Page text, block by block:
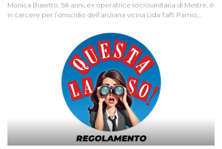
Monica Busetto, 58 anni, ex operatrice sociosanitaria di Mestre, è
in carcere per l’omicidio dell’anziana vicina Lida Taffi Pamio,
minuscola su una collanina, Monica si proclama innocente. Nel
2015 un’altra donna confessa lo stesso delitto, poi ritratta. Due
colpevoli per un solo omicidio: errore giudiziario o giustizia